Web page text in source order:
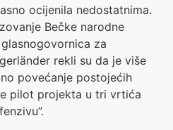
ocijenila nedostatnima.
Bečke narodne
za
rekli su da je više
povećanje postojećih
pilot projekta u tri vrtića